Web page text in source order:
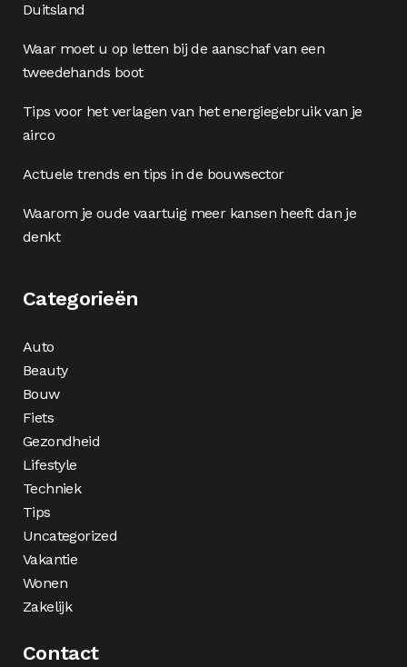
Duitsland
Waar moet u op letten bij de aanschaf van een
tweedehands boot
Tips voor het verlagen van het energiegebruik van je
airco
Actuele trends en tips in de bouwsector
Waarom je oude vaartuig meer kansen heeft dan je
denkt
Categorieën
Auto
Beauty
Bouw
Fiets
Gezondheid
Lifestyle
Techniek
Tips
Uncategorized
Vakantie
Wonen
Zakelijk
Contact